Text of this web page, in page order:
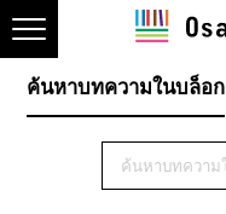
ค้นหาบทความในบล็อก